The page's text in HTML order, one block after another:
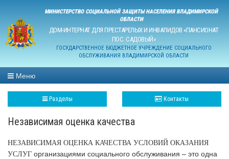
МИНИСТЕРСТВО СОЦИАЛЬНОЙ ЗАЩИТЫ НАСЕЛЕНИЯ ВЛАДИМИРСКОЙ
ОБЛАСТИ
ДОМ-ИНТЕРНАТ ДЛЯ ПРЕСТАРЕЛЫХ И ИНВАЛИДОВ «ПАНСИОНАТ
ПОС. САДОВЫЙ»
ГОСУДАРСТВЕННОЕ БЮДЖЕТНОЕ УЧРЕЖДЕНИЕ СОЦИАЛЬНОГО
ОБСЛУЖИВАНИЯ ВЛАДИМИРСКОЙ ОБЛАСТИ
Меню
Разделы Контакты
Независимая оценка качества
НЕЗАВИСИМАЯ ОЦЕНКА КАЧЕСТВА УСЛОВИЙ ОКАЗАНИЯ
УСЛУГ организациями социального обслуживания – это одна